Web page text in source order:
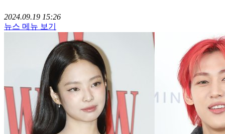
2024.09.19 15:26
뉴스 메뉴 보기